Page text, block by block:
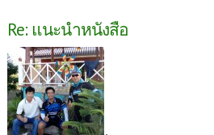
es
t
Re: แนะนำหนังสือ